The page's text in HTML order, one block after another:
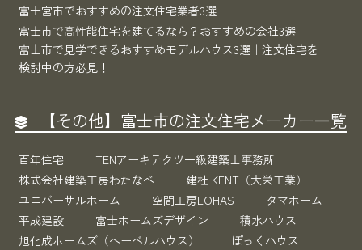
富士宮市でおすすめの注文住宅業者3選
富士市で高性能住宅を建てるなら？おすすめの会社3選
富士市で見学できるおすすめモデルハウス3選｜注文住宅を
検討中の方必見！
【その他】富士市の注文住宅メーカー一覧
百年住宅
TENアーキテクツ一級建築士事務所
株式会社建築工房わたなべ
建杜 KENT（大栄工業）
ユニバーサルホーム
空間工房LOHAS
タマホーム
平成建設
富士ホームズデザイン
積水ハウス
旭化成ホームズ（ヘーベルハウス）
ぽっくハウス